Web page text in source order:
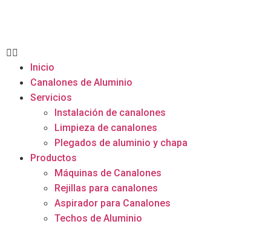
Inicio
Canalones de Aluminio
Servicios
Instalación de canalones
Limpieza de canalones
Plegados de aluminio y chapa
Productos
Máquinas de Canalones
Rejillas para canalones
Aspirador para Canalones
Techos de Aluminio